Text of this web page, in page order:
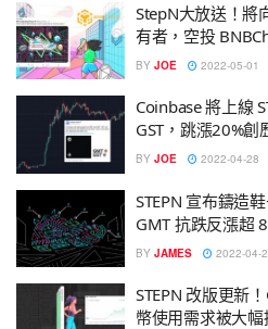
StepN大放送！將
有者，空投
BY JOE 2022-05-01
Coinbase 將上線
GST，跳漲20%創
BY JOE 2022-04-28
STEPN 宣布鑄造
GMT 抗跌反漲超
BY JAMES 2022-04-
STEPN 改版更新
幣使用需求被大幅